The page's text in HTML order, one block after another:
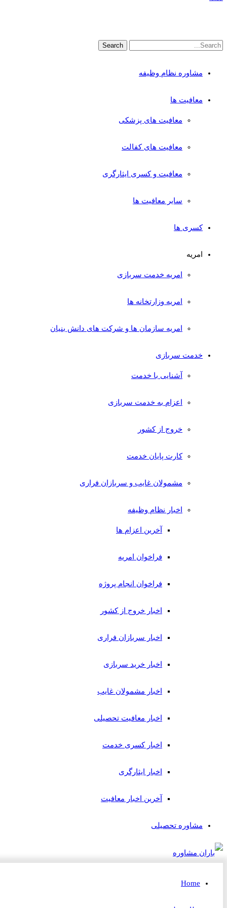
مشاوره نظام وظیفه
معافیت ها
معافیت های پزشکی
معافیت های کفالت
معافیت و کسری ایثارگری
سایر معافیت ها
کسری ها
امریه
امریه خدمت سربازی
امریه وزارتخانه ها
امریه سازمان ها و شرکت های دانش بنیان
خدمت سربازی
آشنایی با خدمت
اعزام به خدمت سربازی
خروج از کشور
کارت پایان خدمت
مشمولان غایب و سربازان فراری
اخبار نظام وظیفه
آخرین اعزام ها
فراخوان امریه
فراخوان انجام پروژه
اخبار خروج از کشور
اخبار سربازان فراری
اخبار خرید سربازی
اخبار مشمولان غایب
اخبار معافیت تحصیلی
اخبار کسری خدمت
اخبار ایثارگری
آخرین اخبار معافیت
مشاوره تحصیلی
Home